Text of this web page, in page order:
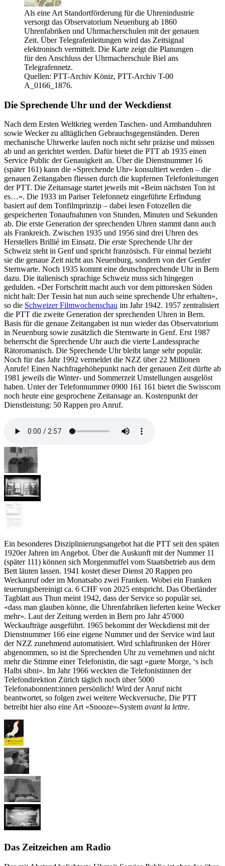
Als eine Art Standortförderung für die Uhrenindustrie
versorgt das Observatorium Neuenburg ab 1860
Uhrenfabriken und Uhrmacherschulen mit der genauen
Zeit. Über Telegrafenleitungen wird das Zeitsignal
elektronisch vermittelt. Die Karte zeigt die Planungen
für den Anschluss der Uhrmacherschule Biel ans
Telegrafennetz.
Quellen: PTT-Archiv Köniz, PTT-Archiv T-00
A_0166_1876.
Die Sprechende Uhr und der Weckdienst
Nach dem Ersten Weltkrieg werden Taschen- und Armbanduhren
sowie Wecker zu alltäglichen Gebrauchsgegenständen. Deren
mechanische Uhrwerke laufen noch nicht sehr präzise und müssen
ab und an gerichtet werden. Dafür bietet die PTT ab 1935 einen
Service Public der Genauigkeit an. Über die Dienstnummer 16
(später 161) kann die «Sprechende Uhr» konsultiert werden – die
genauen Zeitangaben fliessen durch die kupfernen Telefonleitungen
der PTT. Die Zeitansage startet jeweils mit «Beim nächsten Ton ist
es…». Die 1933 im Pariser Telefonnetz eingeführte Erfindung
basiert auf dem Tonfilmprinzip – dabei lesen Fotozellen die
gespeicherten Tonaufnahmen von Stunden, Minuten und Sekunden
ab. Die erste Generation der sprechenden Uhren stammt dann auch
als Frankreich. Zwischen 1935 und 1956 sind drei Uhren des
Herstellers Brillié im Einsatz. Die erste Sprechende Uhr der
Schweiz steht in Genf und spricht französisch. Für einmal bezieht
sie die genaue Zeit nicht aus Neuenburg, sondern von der Genfer
Sternwarte. Noch 1935 kommt eine deutschsprechende Uhr in Bern
dazu. Die italienisch sprachige Schweiz muss sich hingegen
gedulden. «Der Fortschritt macht auch vor dem pittoresken Süden
nicht halt: Der Tessin hat nun auch seine sprechende Uhr erhalten»,
so die Schweizer Filmwochenschau im Jahr 1942. 1957 zentralisiert
die PTT die zweite Generation der sprechenden Uhren in Bern.
Basis für die genaue Zeitangaben ist nun wieder das Observatorium
in Neuenburg sowie zusätzlich die Sternwarte in Genf. Erst 1987
beherrscht die Sprechende Uhr auch die vierte Landessprache
Rätoromanisch. Die Sprechende Uhr bleibt lange sehr populär.
Noch für das Jahr 1992 vermeldet die NZZ über 22 Millionen
Anrufe! Einen Nachfragehöhepunkt nach der genauen Zeit dürfte ab
1981 jeweils die Winter- und Sommerzeit Umstellungen ausgelöst
haben. Unter der Telefonnummer 0900 161 161 bietet die Swisscom
noch heute eine gesprochene Zeitansage an. Kostenpunkt der
Dienstleistung: 50 Rappen pro Anruf.
Ein besonderes Disziplinierungsangebot hat die PTT seit den späten
1920er Jahren im Angebot. Über die Auskunft mit der Nummer 11
(später 111) können sich Morgenmuffel vom Staatsbetrieb aus dem
Bett läuten lassen. 1941 kostet dieser Dienst 20 Rappen pro
Weckanruf oder im Monatsabo zwei Franken. Wobei ein Franken
teuerungsbereinigt ca. 6 CHF von 2025 entspricht. Das Oberländer
Tagblatt aus Thun meint 1942, dass der Service so populär sei,
«dass man glauben könne, die Uhrenfabriken lieferten keine Wecker
mehr». Laut der Zeitung werden in Bern pro Jahr 45'000
Weckaufträge ausgeführt. 1965 bekommt der Weckdienst mit der
Dienstnummer 166 eine eigene Nummer und der Service wird laut
der NZZ zunehmend automatisiert. Wird schlaftrunken der Hörer
abgenommen, so ist die Sprechenden Uhr zu vernehmen und nicht
mehr die Stimme einer Telefonistin, die sagt «guete Morge, ‘s isch
Halbi sibni». Im Jahr 1966 weckten die Telefonistinnen der
Telefondirektion Zürich täglich noch über 5000
Telefonabonnent:innen persönlich! Wird der Anruf nicht
beantwortet, so folgen zwei weitere Weckversuche, Die PTT
betreibt hier also eine Art «Snooze»-System avant la lettre.
Das Zeitzeichen am Radio